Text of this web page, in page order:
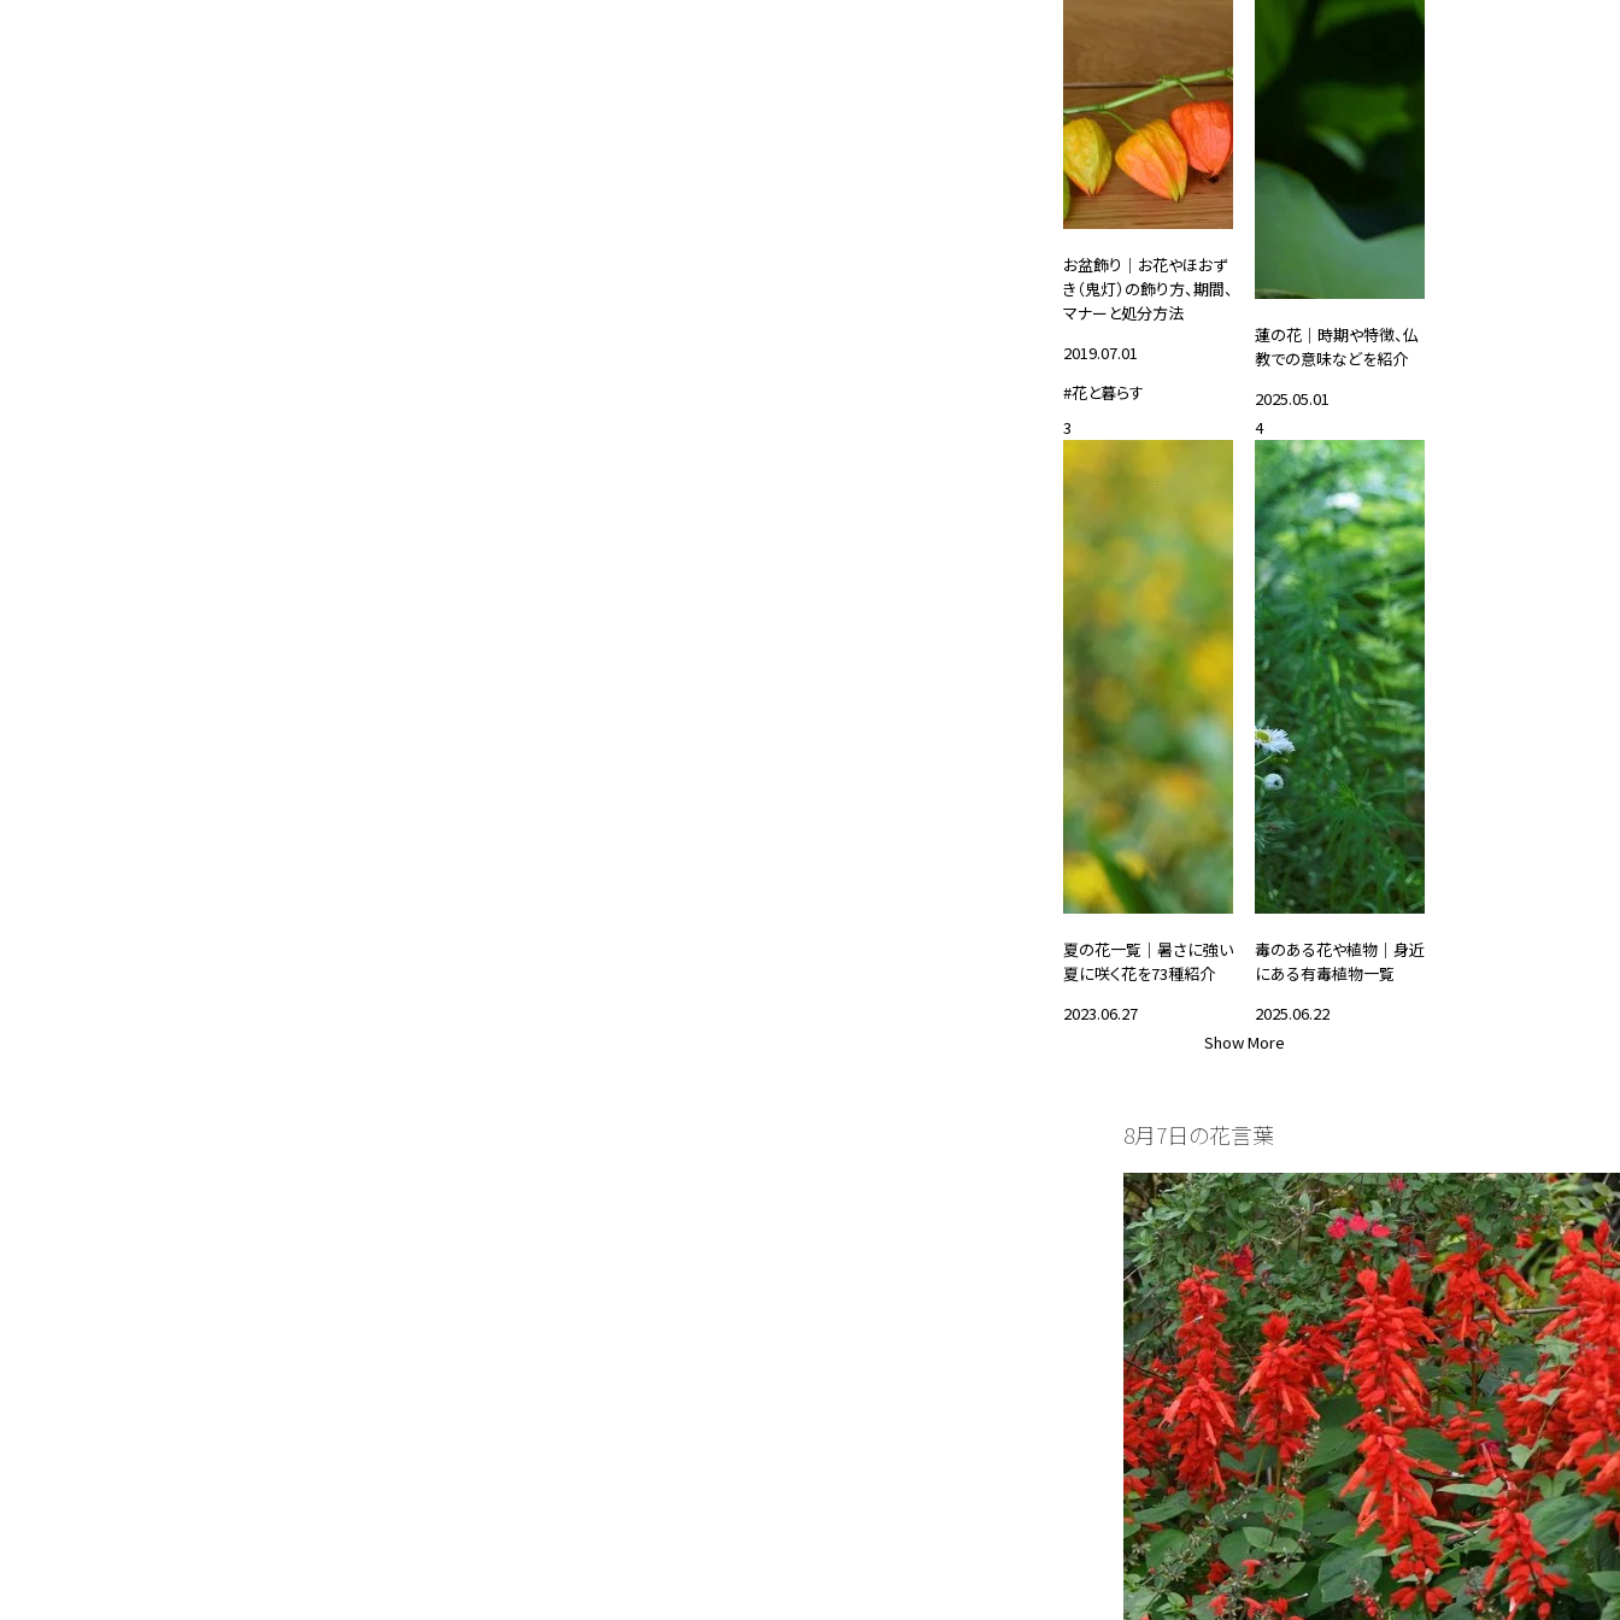
お盆飾り｜お花やほおず
き（鬼灯）の飾り方、期間、
マナーと処分方法
2019.07.01
#花と暮らす
蓮の花｜時期や特徴、仏
教での意味などを紹介
2025.05.01
#花と暮らす
3
夏の花一覧｜暑さに強い
夏に咲く花を73種紹介
2023.06.27
4
毒のある花や植物｜身近
にある有毒植物一覧
2025.06.22
#花と暮らす
Show More
8月7日の花言葉